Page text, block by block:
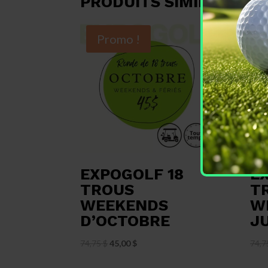
Promo !
EXPOGOLF 18
TROUS
WEEKENDS
D’OCTOBRE
Le
45,00$Le